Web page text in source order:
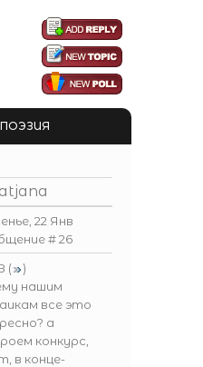
22 Янв
#26
(
)
нашим
все это
а
конкурс,
в конце-